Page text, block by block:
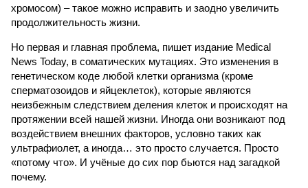
хромосом) – такое можно исправить и заодно увеличить
продолжительность жизни.
Но первая и главная проблема, пишет издание Medical
News Today, в соматических мутациях. Это изменения в
генетическом коде любой клетки организма (кроме
сперматозоидов и яйцеклеток), которые являются
неизбежным следствием деления клеток и происходят на
протяжении всей нашей жизни. Иногда они возникают под
воздействием внешних факторов, условно таких как
ультрафиолет, а иногда… это просто случается. Просто
«потому что». И учёные до сих пор бьются над загадкой
почему.